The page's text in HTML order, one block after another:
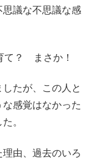
議な不思議な感
て？ まさか！
たが、この人と
感覚はなかった
。
由、過去のいろ